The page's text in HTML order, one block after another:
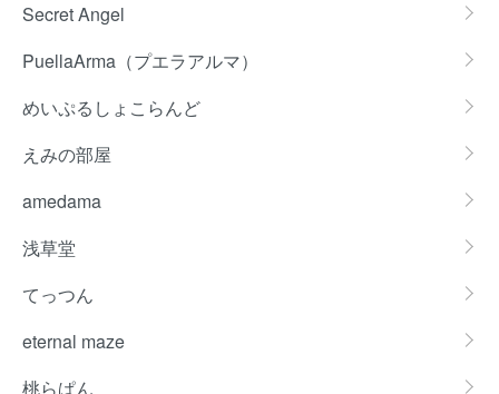
Secret Angel
PuellaArma（プエラアルマ）
めいぷるしょこらんど
えみの部屋
amedama
浅草堂
てっつん
eternal maze
桃らぱん